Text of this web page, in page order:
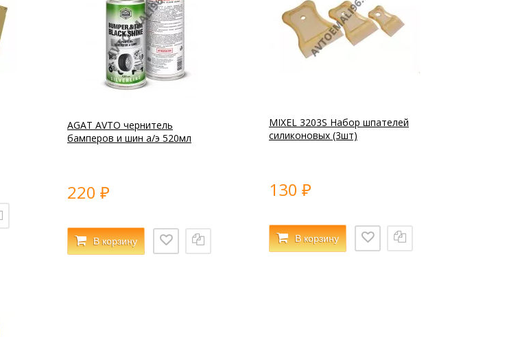
AGAT AVTO чернитель
бамперов и шин а/э 520мл
220 ₽
В корзину
MIXEL 3203S Набор шпателей
силиконовых (3шт)
130 ₽
В корзину